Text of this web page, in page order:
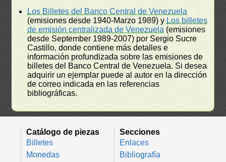
Los Billetes del Banco Central de Venezuela
(emisiones desde 1940-Marzo 1989) y Los billetes
de emisión centralizada de Venezuela (emisiones
desde September 1989-2007) por Sergio Sucre
Castillo, donde contiene más detalles e
información profundizada sobre las emisiones de
billetes del Banco Central de Venezuela. Si desea
adquirir un ejemplar puede al autor en la dirección
de correo indicada en las referencias
bibliográficas.
Catálogo de piezas
Billetes
Monedas
Secciones
Enlaces
Bibliografía